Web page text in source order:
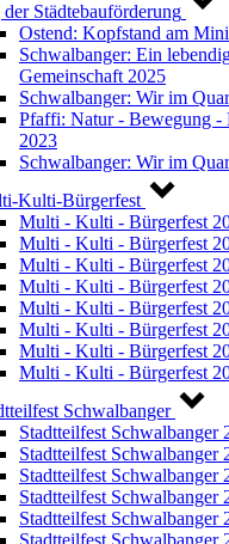
der Städtebauförderung
Ostend: Kopfstand am
Schwalbanger: Ein
Gemeinschaft 2025
Schwalbanger: Wir im
Pfaffi: Natur - Bewegung -
2023
Schwalbanger: Wir im
Kulti-Bürgerfest
Multi - Kulti - Bürgerfest
Multi - Kulti - Bürgerfest
Multi - Kulti - Bürgerfest
Multi - Kulti - Bürgerfest
Multi - Kulti - Bürgerfest
Multi - Kulti - Bürgerfest
Multi - Kulti - Bürgerfest
Multi - Kulti - Bürgerfest
Schwalbanger
Stadtteilfest Schwalbanger
Stadtteilfest Schwalbanger
Stadtteilfest Schwalbanger
Stadtteilfest Schwalbanger
Stadtteilfest Schwalbanger
Stadtteilfest Schwalbanger